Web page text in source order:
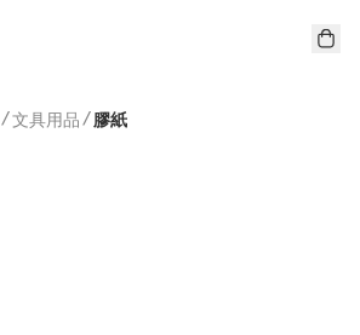
/文具用品 / 膠紙